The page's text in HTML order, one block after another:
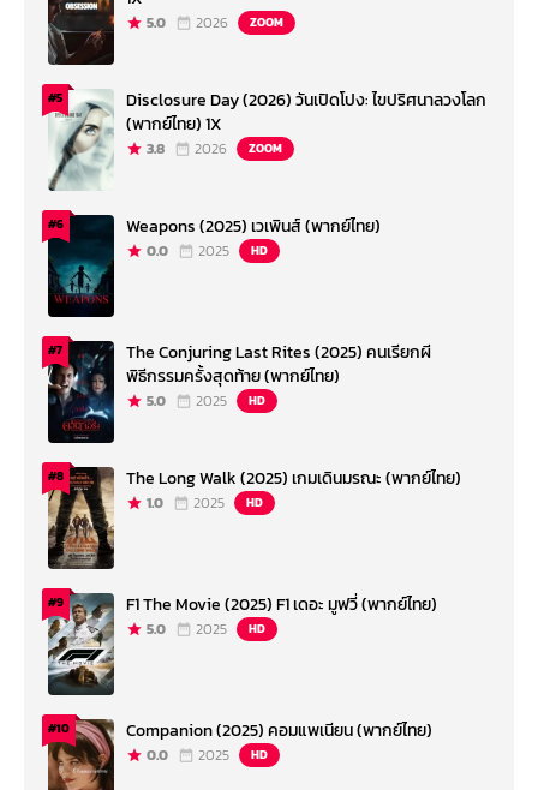
5.0 2026 ZOOM
#5
Disclosure Day (2026) วันเปิดโปง: ไขปริศนาลวงโลก
(พากย์ไทย) 1X
3.8 2026 ZOOM
#6 Weapons (2025) เวเพินส์ (พากย์ไทย)
0.0 2025 HD
#7
The Conjuring Last Rites (2025) คนเรียกผี
พิธีกรรมครั้งสุดท้าย (พากย์ไทย)
5.0 2025 HD
#8 The Long Walk (2025) เกมเดินมรณะ (พากย์ไทย)
1.0 2025 HD
#9 F1 The Movie (2025) F1 เดอะ มูฟวี่ (พากย์ไทย)
5.0 2025 HD
#10 Companion (2025) คอมแพเนียน (พากย์ไทย)
0.0 2025 HD